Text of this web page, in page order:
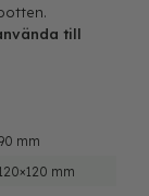
till
mm
mm